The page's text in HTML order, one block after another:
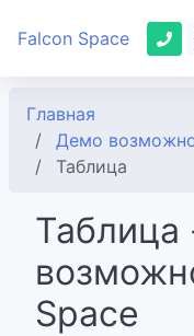
Falcon Space
Главная
Демо
Таблица
Space